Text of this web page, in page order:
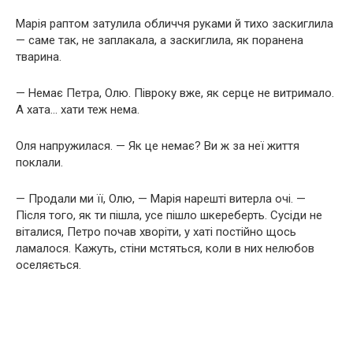
Марія раптом затулила обличчя руками й тихо заскиглила
— саме так, не заплакала, а заскиглила, як поранена
тварина.
— Немає Петра, Олю. Півроку вже, як серце не витримало.
А хата… хати теж нема.
Оля напружилася. — Як це немає? Ви ж за неї життя
поклали.
— Продали ми її, Олю, — Марія нарешті витерла очі. —
Після того, як ти пішла, усе пішло шкереберть. Сусіди не
віталися, Петро почав хворіти, у хаті постійно щось
ламалося. Кажуть, стіни мстяться, коли в них нелюбов
оселяється.